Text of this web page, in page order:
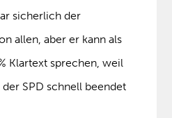
sicherlich der
allen, aber er kann als
Klartext sprechen, weil
SPD schnell beendet